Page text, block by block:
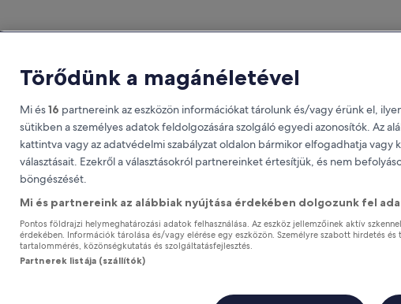
Törődünk a magánéletével
Mi és16 partnereink az eszközön információkat tárolunk és/vagy érünk el,
sütikben a személyes adatok feldolgozására szolgáló egyedi azonosítók. Az
kattintva vagy az adatvédelmi szabályzat oldalon bármikor elfogadhatja vagy
választásait. Ezekről a választásokról partnereinket értesítjük, és nem
böngészését.
Mi és partnereink az alábbiak nyújtása érdekében dolgozunk fel
Pontos földrajzi helymeghatározási adatok felhasználása. Az eszköz jellemzőinek aktív
érdekében. Információk tárolása és/vagy elérése egy eszközön. Személyre szabott hirdetés
tartalommérés, közönségkutatás és szolgáltatásfejlesztés.
Partnerek listája (szállítók)